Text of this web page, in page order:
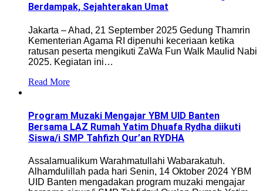
Berdampak, Sejahterakan Umat
Jakarta – Ahad, 21 September 2025 Gedung Thamrin
Kementerian Agama RI dipenuhi keceriaan ketika
ratusan peserta mengikuti ZaWa Fun Walk Maulid Nabi
2025. Kegiatan ini…
Read More
Program Muzaki Mengajar YBM UID Banten
Bersama LAZ Rumah Yatim Dhuafa Rydha diikuti
Siswa/i SMP Tahfizh Qur’an RYDHA
Assalamualikum Warahmatullahi Wabarakatuh.
Alhamdulillah pada hari Senin, 14 Oktober 2024 YBM
UID Banten mengadakan program muzaki mengajar